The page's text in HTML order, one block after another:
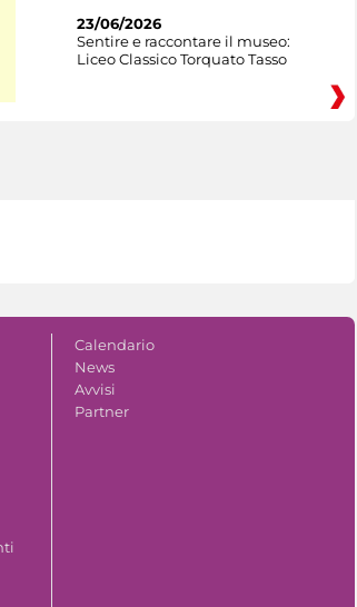
23/06/2026
Sentire e raccontare il museo:
Liceo Classico Torquato Tasso
Calendario
News
Avvisi
Partner